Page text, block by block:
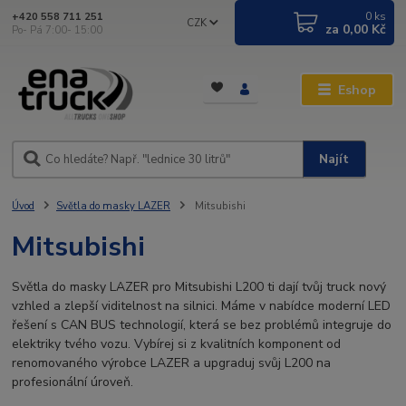
Eshop
CZK
Najít
+420 558 711 251
Po- Pá 7:00- 15:00
0 ks
za 0,00 Kč
Úvod Světla do masky LAZER Mitsubishi
Mitsubishi
Světla do masky LAZER pro Mitsubishi L200 ti dají tvůj truck nový
vzhled a zlepší viditelnost na silnici. Máme v nabídce moderní LED
řešení s CAN BUS technologií, která se bez problémů integruje do
elektriky tvého vozu. Vybírej si z kvalitních komponent od
renomovaného výrobce LAZER a upgraduj svůj L200 na
profesionální úroveň.